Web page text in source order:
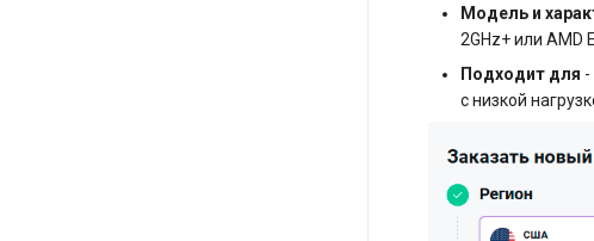
Модель и
2GHz+ или AMD
Подходит для
с низкой